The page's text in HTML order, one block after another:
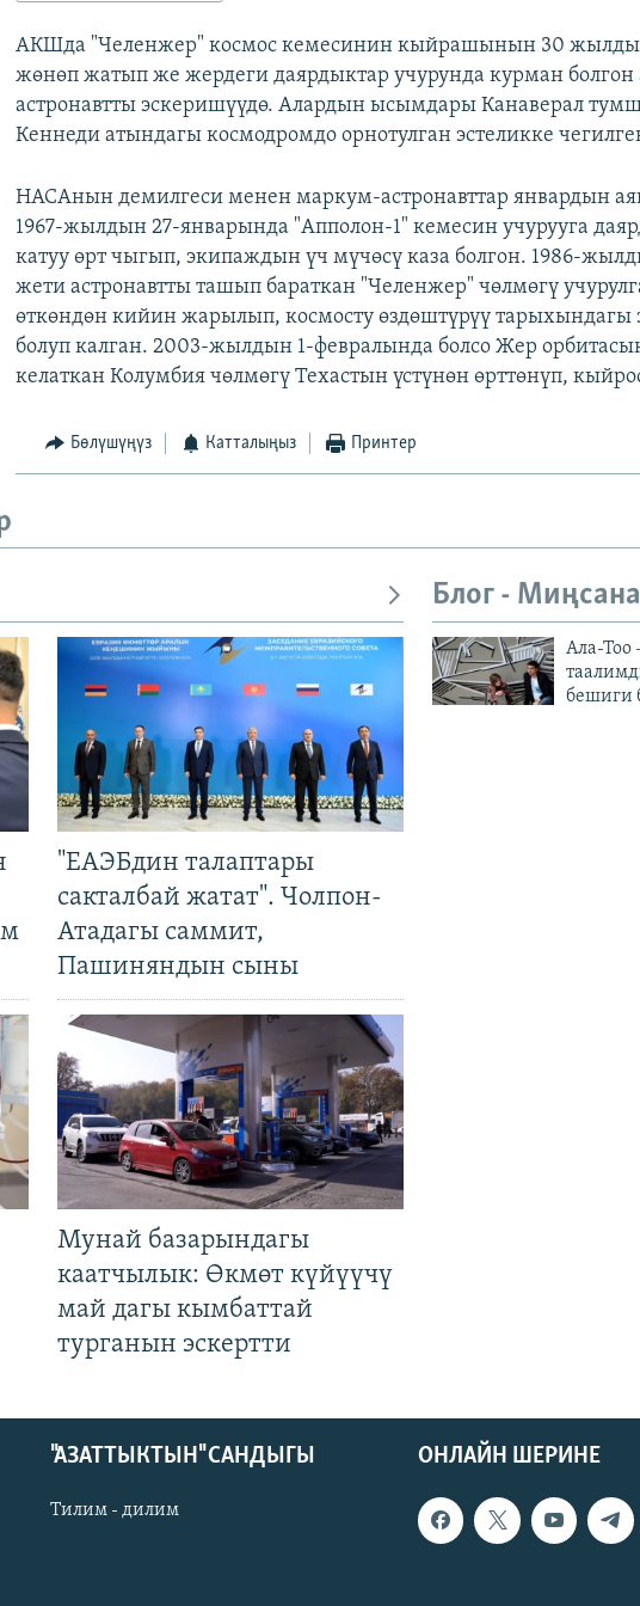
АКШда "Челенжер" космос кемесинин кыйрашынын 30
жөнөп жатып же жердеги даярдыктар учурунда курман
астронавтты эскеришүүдө. Алардын ысымдары Канаверал
Кеннеди атындагы космодромдо орнотулган эстеликке
НАСАнын демилгеси менен маркум-астронавттар январдын
1967-жылдын 27-январында "Апполон-1" кемесин учурууга
катуу өрт чыгып, экипаждын үч мүчөсү каза болгон. 1986-
жети астронавтты ташып бараткан "Челенжер" чөлмөгү
өткөндөн кийин жарылып, космосту өздөштүрүү тарыхындагы
болуп калган. 2003-жылдын 1-февралында болсо Жер
келаткан Колумбия чөлмөгү Техастын үстүнөн өрттөнүп,
Бөлүшүңүз Катталыңыз Принтер
"ЕАЭБдин талаптары
сакталбай жатат". Чолпон-
Атадагы саммит,
Пашиняндын сыны
Мунай базарындагы
каатчылык: Өкмөт күйүүчү
май дагы кымбаттай
турганын эскертти
Блог -
Ала-Тоо
бешиги
ОНЛАЙН ШЕРИНЕ
"АЗАТТЫКТЫН" САНДЫГЫ
Тилим - дилим